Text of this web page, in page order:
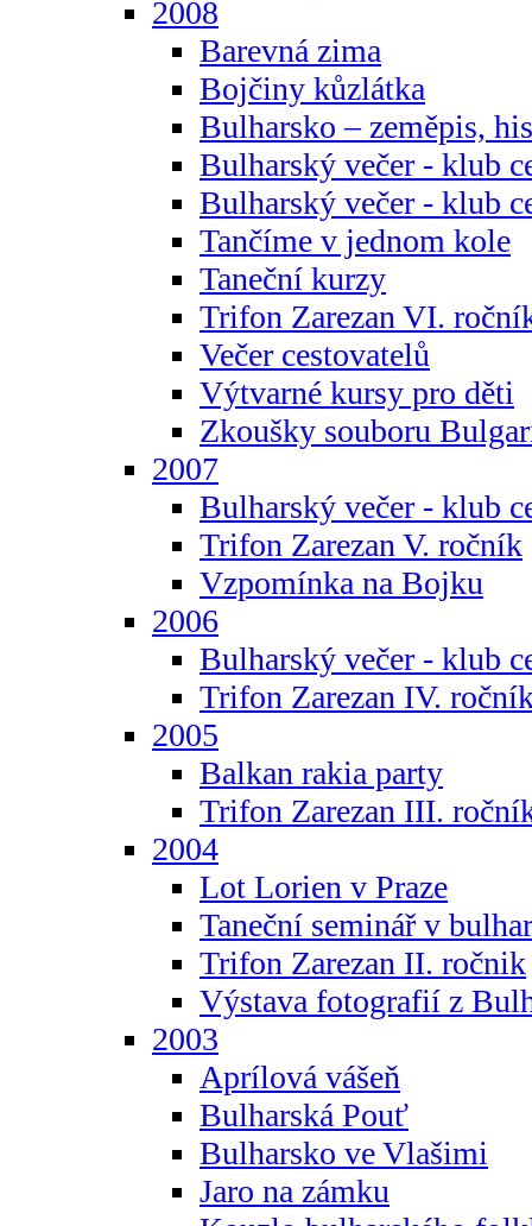
2008
Barevná zima
Bojčiny kůzlátka
Bulharsko – zeměpis,
Bulharský večer - klub
Bulharský večer - klub
Tančíme v jednom kole
Taneční kurzy
Trifon Zarezan VI.
Večer cestovatelů
Výtvarné kursy pro děti
Zkoušky souboru
2007
Bulharský večer - klub
Trifon Zarezan V. ročník
Vzpomínka na Bojku
2006
Bulharský večer - klub
Trifon Zarezan IV.
2005
Balkan rakia party
Trifon Zarezan III.
2004
Lot Lorien v Praze
Taneční seminář v
Trifon Zarezan II. ročnik
Výstava fotografií z
2003
Aprílová vášeň
Bulharská Pouť
Bulharsko ve Vlašimi
Jaro na zámku